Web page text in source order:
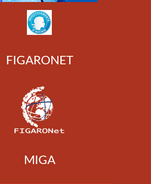
FIGARONET
MIGA